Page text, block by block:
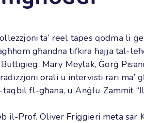
kollezzjoni ta’ reel tapes
għandna tifkira ħajja tal-
Mary Meylak, Ġorġ
orali u intervisti rari ma’
taqbil fl-għana, u Anġlu Zammit
il-Prof. Oliver Friggieri meta